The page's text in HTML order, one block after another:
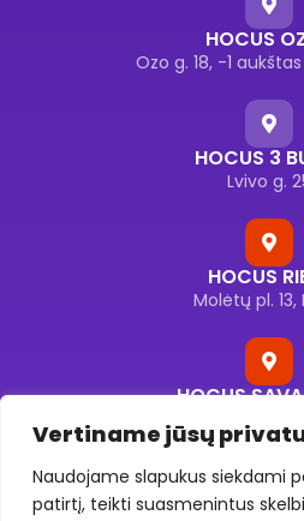
Vertiname jūsų
Naudojame slapukus siekdami
patirtį, teikti suasmenintus
HOCUS
Ozo g. 18, -1
HOCUS 3
Lvivo g.
HOCUS
Molėtų pl. 13,
HOCUS
Savanorių pr.
HOCUS